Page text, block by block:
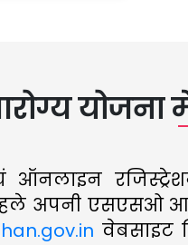
योजना में
ऑनलाइन
अपनी एसएसओ
वेबसाइट